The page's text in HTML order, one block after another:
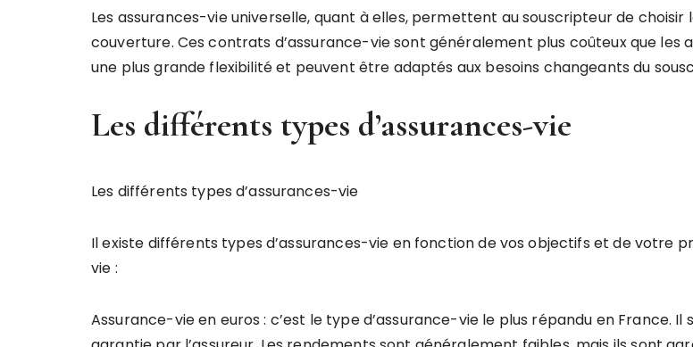
Les assurances-vie universelle, quant à elles, permettent au souscripteur de
couverture. Ces contrats d’assurance-vie sont généralement plus coûteux que
une plus grande flexibilité et peuvent être adaptés aux besoins changeants du
Les différents types d’assurances-vie
Les différents types d’assurances-vie
Il existe différents types d’assurances-vie en fonction de vos objectifs et de votre
vie :
Assurance-vie en euros : c’est le type d’assurance-vie le plus répandu en France.